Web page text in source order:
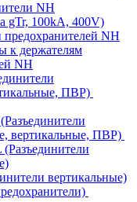
NH
gTr, 100kA, 400V)
предохранителей NH
к держателям
NH
ПВР)
вертикальные, ПВР)
вертикальные)